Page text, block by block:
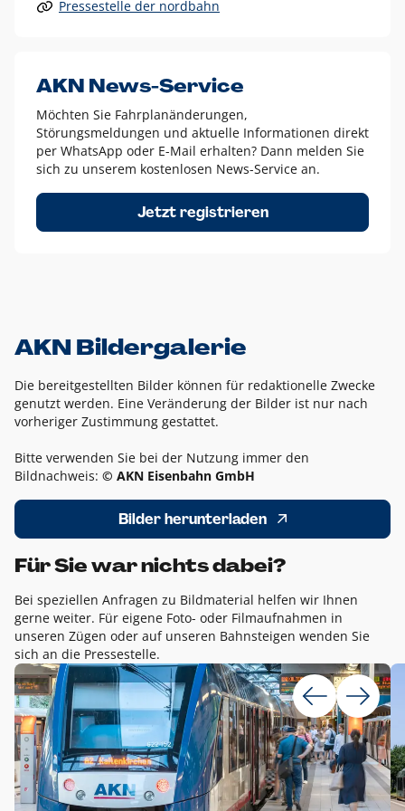
Alle anderen Logo-Varianten dürfen nur in Ausnahmefällen
Diese Ausnahmen sind zum Beispiel:
dem AKN Blau,
weißes Logo auf Fotohintergründen,
schwarzes Logo für reine Schwarz-Weiß-Umsetzungen
Um das Logo herum muss ein Schutzraum von jeweils einer
Höhe bzw. Breite des N aus AKN in alle Richtungen
Pressestelle der nordbahn
AKN News-Service
Möchten Sie Fahrplanänderungen,
Störungsmeldungen und aktuelle Informationen direkt
per WhatsApp oder E-Mail erhalten? Dann melden Sie
sich zu unserem kostenlosen News-Service an.
Jetzt registrieren
AKN Bildergalerie
Die bereitgestellten Bilder können für redaktionelle Zwecke
genutzt werden. Eine Veränderung der Bilder ist nur nach
vorheriger Zustimmung gestattet.
Bitte verwenden Sie bei der Nutzung immer den
Bildnachweis: © AKN Eisenbahn GmbH
Bilder herunterladen
Für Sie war nichts dabei?
Bei speziellen Anfragen zu Bildmaterial helfen wir Ihnen
gerne weiter. Für eigene Foto- oder Filmaufnahmen in
unseren Zügen oder auf unseren Bahnsteigen wenden Sie
sich an die Pressestelle.